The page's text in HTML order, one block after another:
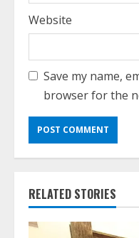
Website
Save my name,
browser for the
RELATED STORIES